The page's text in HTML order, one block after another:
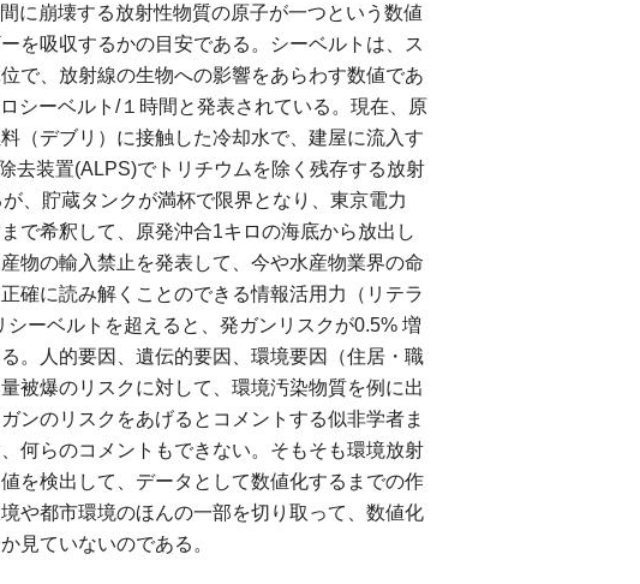
に崩壊する放射性物質の原子が一つという数値
を吸収するかの目安である。シーベルトは、ス
で、放射線の生物への影響をあらわす数値であ
シーベルト/１時間と発表されている。現在、原
（デブリ）に接触した冷却水で、建屋に流入す
去装置(ALPS)でトリチウムを除く残存する放射
、貯蔵タンクが満杯で限界となり、東京電力
で希釈して、原発沖合1キロの海底から放出し
物の輸入禁止を発表して、今や水産物業界の命
確に読み解くことのできる情報活用力（リテラ
ーベルトを超えると、発ガンリスクが0.5% 増
。人的要因、遺伝的要因、環境要因（住居・職
被爆のリスクに対して、環境汚染物質を例に出
ンのリスクをあげるとコメントする似非学者ま
何らのコメントもできない。そもそも環境放射
を検出して、データとして数値化するまでの作
や都市環境のほんの一部を切り取って、数値化
見ていないのである。